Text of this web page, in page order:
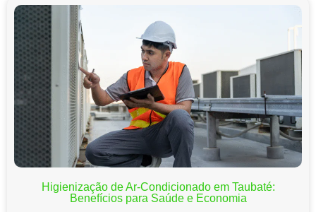
Higienização de Ar-Condicionado em Taubaté:
Benefícios para Saúde e Economia